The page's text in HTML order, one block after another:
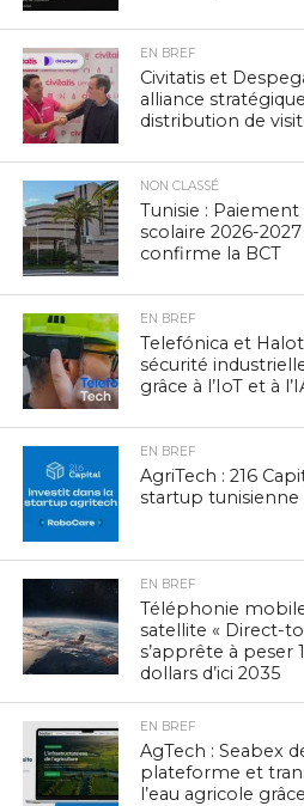
EN BREF
Civitatis et
alliance
distribution de
NON CLASSÉ
Tunisie :
scolaire 2026-
confirme la BCT
EN BREF
Telefónica et
sécurité
grâce à l’IoT et à
EN BREF
AgriTech : 216
startup tunisienne
EN BREF
Téléphonie
satellite « Direct-
s’apprête à peser
dollars d’ici 2035
EN BREF
AgTech : Seabex
plateforme et
l’eau agricole